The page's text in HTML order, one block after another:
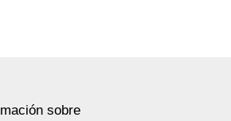
sobre